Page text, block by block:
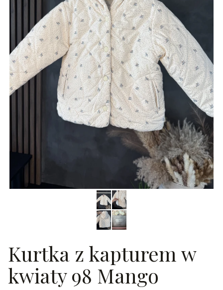
Kurtka z kapturem w
kwiaty 98 Mango